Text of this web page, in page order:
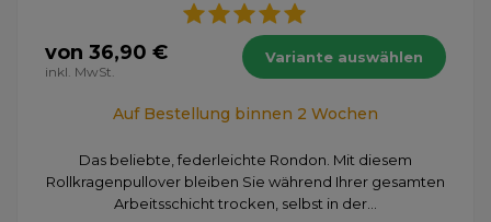
von 36,90 €
inkl. MwSt.
Variante auswählen
Auf Bestellung binnen 2 Wochen
Das beliebte, federleichte Rondon. Mit diesem
Rollkragenpullover bleiben Sie während Ihrer gesamten
Arbeitsschicht trocken, selbst in der...